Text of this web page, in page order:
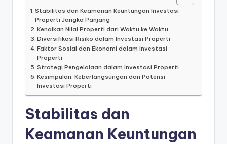
Stabilitas dan Keamanan Keuntungan Investasi
Properti Jangka Panjang
Kenaikan Nilai Properti dari Waktu ke Waktu
Diversifikasi Risiko dalam Investasi Properti
Faktor Sosial dan Ekonomi dalam Investasi
Properti
Strategi Pengelolaan dalam Investasi Properti
Kesimpulan: Keberlangsungan dan Potensi
Investasi Properti
Stabilitas dan
Keamanan Keuntungan